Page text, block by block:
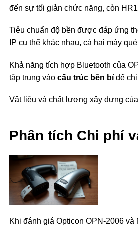
đến sự tối giản chức năng, còn
Tiêu chuẩn độ bền được đáp ứng
IP cụ thể khác nhau, cả hai máy
Khả năng tích hợp Bluetooth của
tập trung vàocấu trúc bền bỉ để
Vật liệu và chất lượng xây dựng
Phân tích Chi phí
Khi đánh giá Opticon OPN-2006